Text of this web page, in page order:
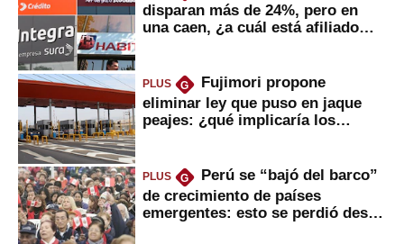
disparan más de 24%, pero en
una caen, ¿a cuál está afiliado
PLUS G
Fujimori propone
eliminar ley que puso en jaque
peajes: ¿qué implicaría los
PLUS G
Perú se “bajó del barco”
de crecimiento de países
emergentes: esto se perdió desde